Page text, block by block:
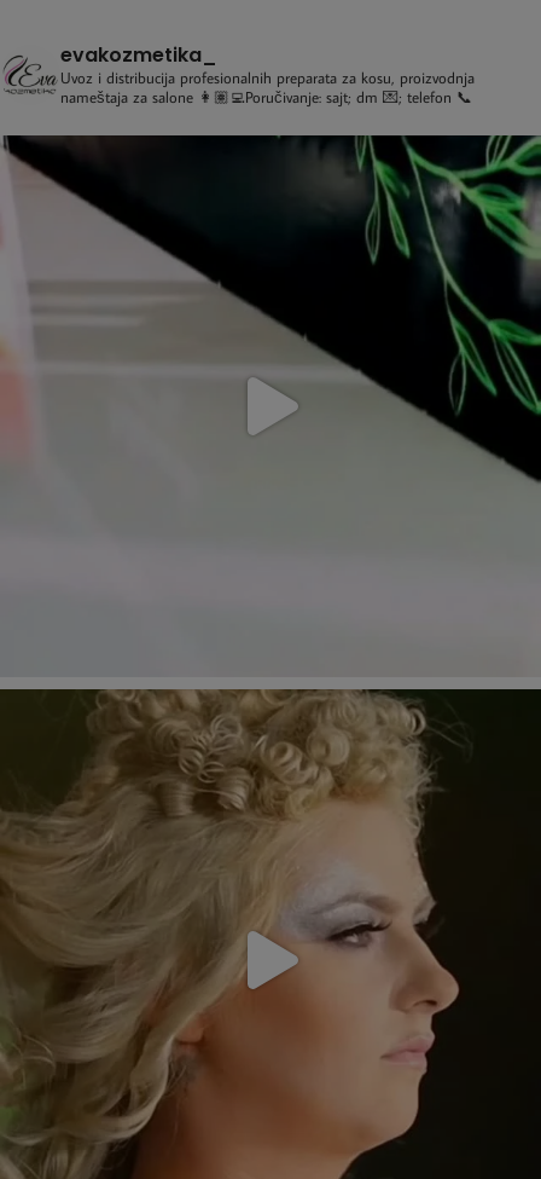
evakozmetika_
Uvoz i distribucija profesionalnih preparata za kosu, proizvodnja
nameštaja za salone 👩🏽‍💻Poručivanje: sajt; dm 💌; telefon 📞